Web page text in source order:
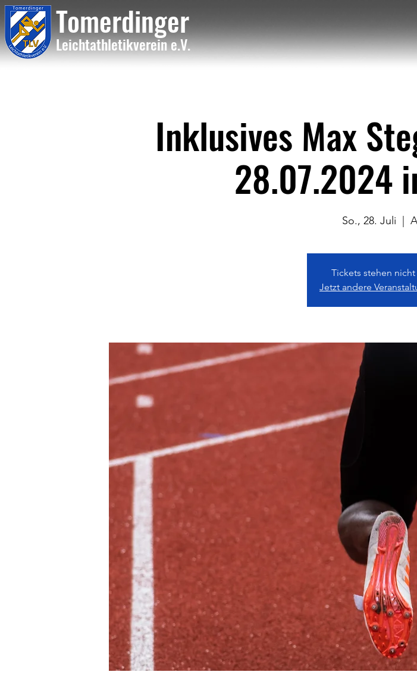
Tomerdinger
Leichtathletikvereine.V.
Inklusives Max
28.07.2024
So., 28. Juli
Tickets stehen nicht
Jetzt andere